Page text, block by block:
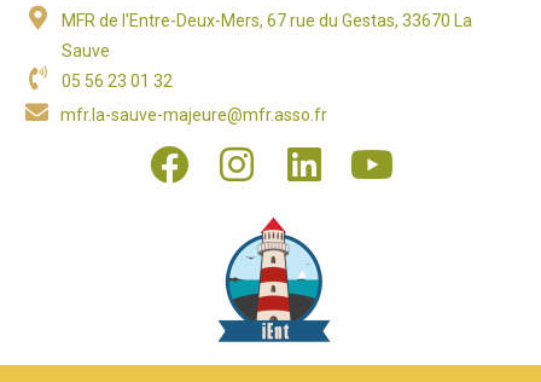
MFR de l'Entre-Deux-Mers, 67 rue du Gestas, 33670 La
Sauve
05 56 23 01 32
mfr.la-sauve-majeure@mfr.asso.fr